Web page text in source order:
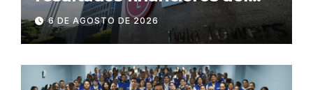
segundo trimestre de 2026
6 DE AGOSTO DE 2026